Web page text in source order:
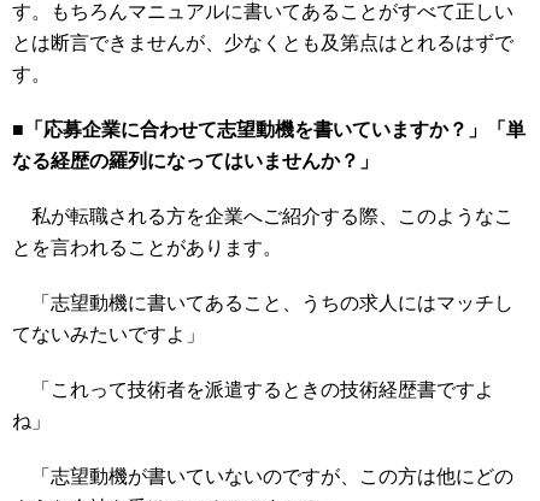
す。もちろんマニュアルに書いてあることがすべて正しい
とは断言できませんが、少なくとも及第点はとれるはずで
す。
■「応募企業に合わせて志望動機を書いていますか？」「単
なる経歴の羅列になってはいませんか？」
私が転職される方を企業へご紹介する際、このようなこ
とを言われることがあります。
「志望動機に書いてあること、うちの求人にはマッチし
てないみたいですよ」
「これって技術者を派遣するときの技術経歴書ですよ
ね」
「志望動機が書いていないのですが、この方は他にどの